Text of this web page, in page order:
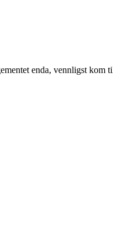
enda, vennligst kom